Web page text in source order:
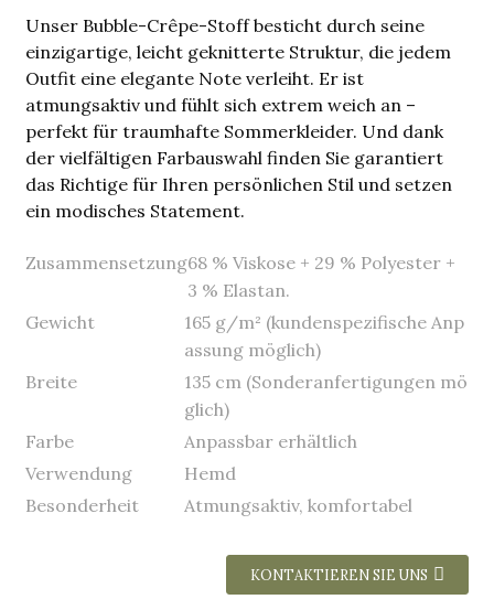
Unser Bubble-Crêpe-Stoff besticht durch seine
einzigartige, leicht geknitterte Struktur, die jedem
Outfit eine elegante Note verleiht. Er ist
atmungsaktiv und fühlt sich extrem weich an –
perfekt für traumhafte Sommerkleider. Und dank
der vielfältigen Farbauswahl finden Sie garantiert
das Richtige für Ihren persönlichen Stil und setzen
ein modisches Statement.
Zusammensetzung68 % Viskose + 29 % Polyester +
3 % Elastan.
Gewicht
165 g/m² (kundenspezifische Anp
assung möglich)
Breite
135 cm (Sonderanfertigungen mö
glich)
Farbe
Anpassbar erhältlich
Verwendung
Hemd
Besonderheit
Atmungsaktiv, komfortabel
KONTAKTIEREN SIE UNS